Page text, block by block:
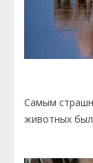
Самым
животных был